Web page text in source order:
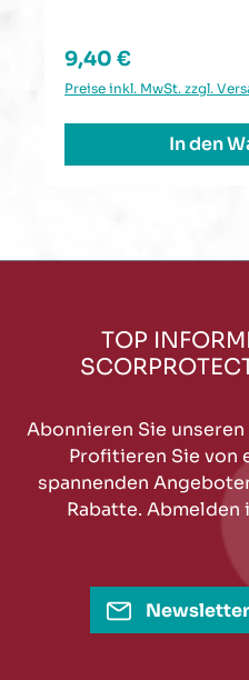
Regulärer Preis:
9,40 €
Preise inkl. MwSt. zzgl.
In den
TOP
Abonnieren Sie
Profitieren Sie von
spannenden
Rabatte.